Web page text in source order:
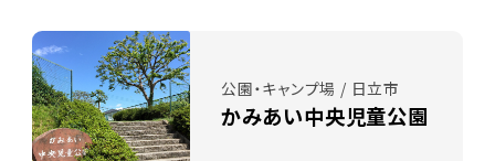
公園・キャンプ場 / 日立市
かみあい中央児童公園